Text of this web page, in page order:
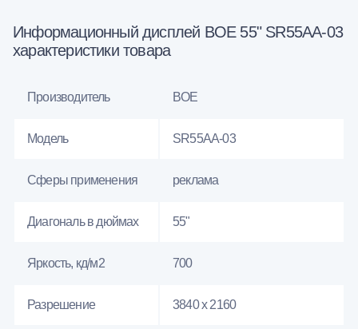
Информационный дисплей BOE 55" SR55AA-03
характеристики товара
Производитель BOE
Модель SR55AA-03
Сферы применения реклама
Диагональ в дюймах 55"
Яркость, кд/м2 700
Разрешение 3840 x 2160